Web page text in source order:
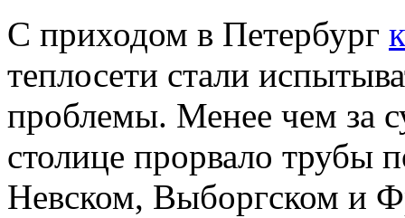
С приходом в Петербург
теплосети стали
проблемы. Менее чем за
столице прорвало трубы
Невском, Выборгском и